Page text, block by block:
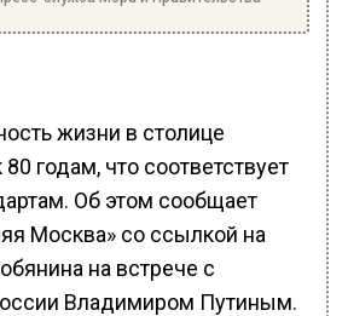
жизни в столице
годам, что соответствует
Об этом сообщает
Москва» со ссылкой на
на встрече с
Владимиром Путиным.